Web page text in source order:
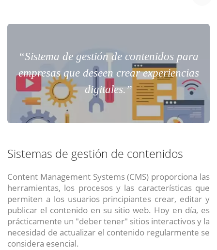
“Sistema de gestión de contenidos para
empresas que deseen crear experiencias
digitales.”
Sistemas de gestión de contenidos
Content Management Systems (CMS) proporciona las
herramientas, los procesos y las características que
permiten a los usuarios principiantes crear, editar y
publicar el contenido en su sitio web. Hoy en día, es
prácticamente un "deber tener" sitios interactivos y la
necesidad de actualizar el contenido regularmente se
considera esencial.